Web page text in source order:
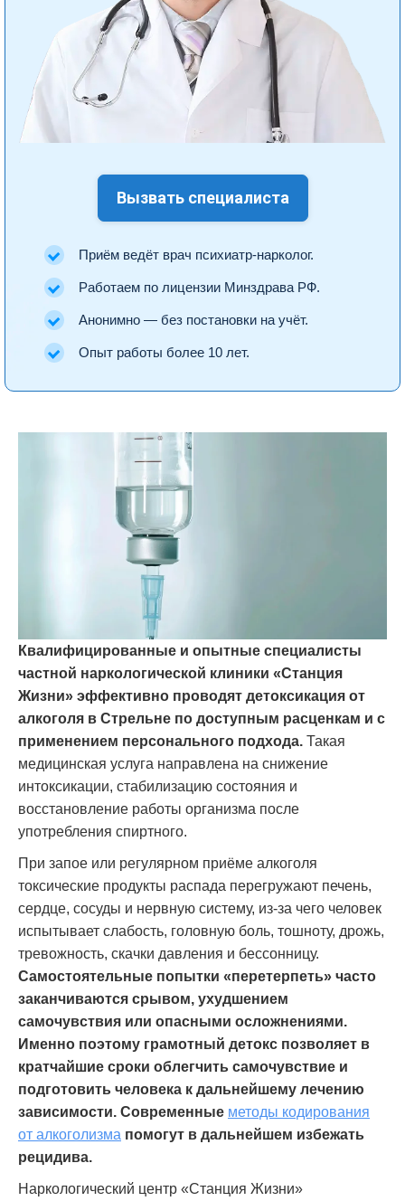
Вызвать специалиста
Приём ведёт врач психиатр-нарколог.
Работаем по лицензии Минздрава РФ.
Анонимно — без постановки на учёт.
Опыт работы более 10 лет.
Квалифицированные и опытные специалисты
частной наркологической клиники «Станция
Жизни» эффективно проводят детоксикация от
алкоголя в Стрельне по доступным расценкам и с
применением персонального подхода. Такая
медицинская услуга направлена на снижение
интоксикации, стабилизацию состояния и
восстановление работы организма после
употребления спиртного.
При запое или регулярном приёме алкоголя
токсические продукты распада перегружают печень,
сердце, сосуды и нервную систему, из-за чего человек
испытывает слабость, головную боль, тошноту, дрожь,
тревожность, скачки давления и бессонницу.
Самостоятельные попытки «перетерпеть» часто
заканчиваются срывом, ухудшением
самочувствия или опасными осложнениями.
Именно поэтому грамотный детокс позволяет в
кратчайшие сроки облегчить самочувствие и
подготовить человека к дальнейшему лечению
зависимости. Современные методы кодирования
от алкоголизма помогут в дальнейшем избежать
рецидива.
Наркологический центр «Станция Жизни»